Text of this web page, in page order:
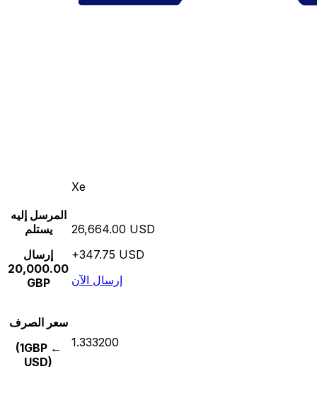
Xe
المرسل إليه
يستلم
إرسال
20,000.00
GBP
26,664.00 USD
+347.75 USD
إرسال الآن
سعر الصرف
(1GBP ←
USD)
1.333200